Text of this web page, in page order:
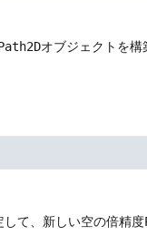
オブジェクトを構
て、新しい空の倍精度